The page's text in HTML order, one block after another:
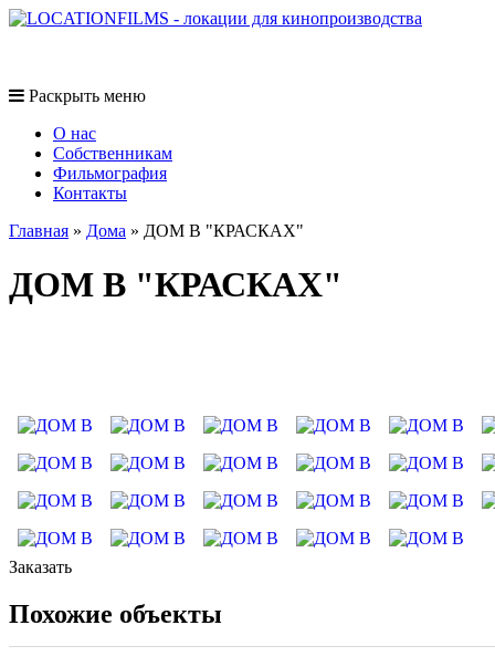
Раскрыть меню
O нас
Собственникам
Фильмография
Контакты
Главная » Дома » ДОМ В "КРАСКАХ"
ДОМ В "КРАСКАХ"
Заказать
Похожие объекты